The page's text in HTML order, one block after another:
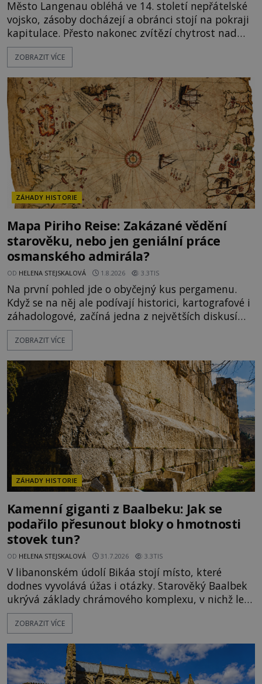
Město Langenau obléhá ve 14. století nepřátelské
vojsko, zásoby docházejí a obránci stojí na pokraji
kapitulace. Přesto nakonec zvítězí chytrost nad
hrubou silou. Podle staré německé legendy vypustí
obyvatelé za hradby dobře živeného králíka, aby
dost. Čas pracuje pro obléhatele. Ve městě ubývají
zásoby a každý den znamená další porci strádá
ZOBRAZIT VÍCE
ZÁHADY HISTORIE
Mapa Piriho Reise: Zakázané vědění
starověku, nebo jen geniální práce
osmanského admirála?
OD HELENA STEJSKALOVÁ 1.8.2026 3.3TIS
Na první pohled jde o obyčejný kus pergamenu.
Když se na něj ale podívají historici, kartografové i
záhadologové, začíná jedna z největších diskusí
moderní historie. Osmanský admirál Piri Reis roku
1513 kreslí mapu světa, která překvapuje
ní vidí důkaz ztracené civilizace nebo dokonce
znalost Antarktidy dávno před jejím objevením.
Jiní tvrdí,
ZOBRAZIT VÍCE
ZÁHADY HISTORIE
Kamenní giganti z Baalbeku: Jak se
podařilo přesunout bloky o hmotnosti
stovek tun?
OD HELENA STEJSKALOVÁ 31.7.2026 3.3TIS
V libanonském údolí Bikáa stojí místo, které
dodnes vyvolává úžas i otázky. Starověký Baalbek
ukrývá základy chrámového komplexu, v nichž leží
kameny tak obrovské, že se zdá téměř nemožné je
přesunout. Některé bloky váží kolem tisíce tun,
kolosů dokonce odhadem až 1650 tun. Jak lidé bez
moderních strojů dokázali takové giganty vytesat,
dopravit a přesně u
ZOBRAZIT VÍCE